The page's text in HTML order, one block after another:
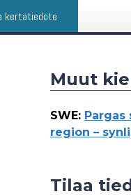
kertatiedote
Muut
SWE: Pargas
region –
Tilaa